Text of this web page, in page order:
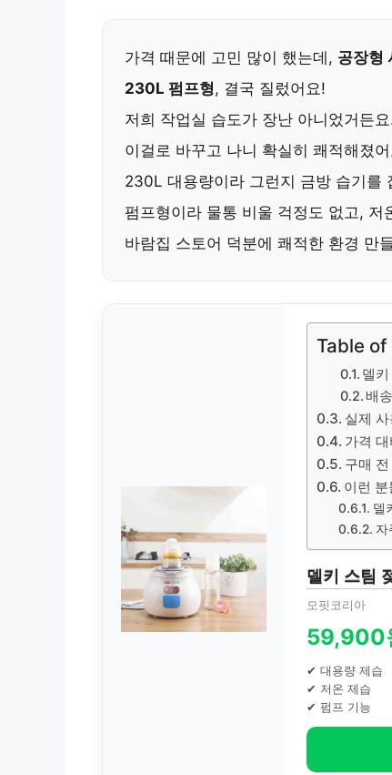
가격 때문에 고민 많이 했는데, 공장형
230L 펌프형, 결국 질렀어요!
저희 작업실 습도가 장난 아니었거든
이걸로 바꾸고 나니 확실히 쾌적해졌
230L 대용량이라 그런지 금방 습기를
펌프형이라 물통 비울 걱정도 없고,
바람집 스토어 덕분에 쾌적한 환경 만
Table
델
배
실제
가격
구매
이런 분
델
자
델키 스팀
모핏코리아
59,900
✔ 대용량 제습
✔ 저온 제습
✔ 펌프 기능